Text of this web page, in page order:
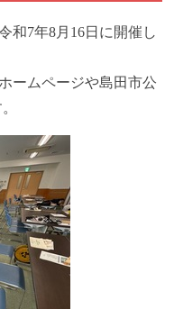
和7年8月16日に開催し
ームページや島田市公